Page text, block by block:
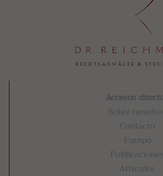
Accesos
Sobre
Contacto
Equipo
Publicaciones
Artículos